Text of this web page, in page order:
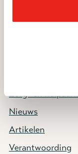
Ik zoek hulp
deelnemers en
Zorg- en
Nieuws
Artikelen
Verantwoording